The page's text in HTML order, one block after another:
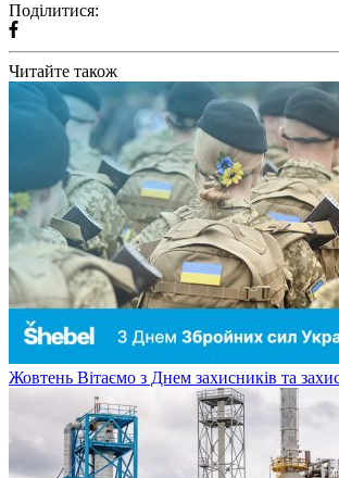
Поділитися:
Читайте також
Жовтень Вітаємо з Днем захисників та